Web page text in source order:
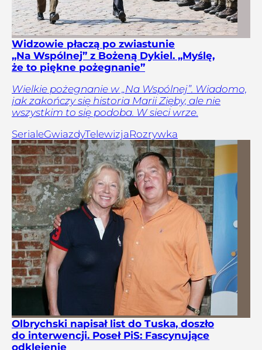
Widzowie płaczą po zwiastunie
„Na Wspólnej” z Bożeną Dykiel. „Myślę,
że to piękne pożegnanie”
Wielkie pożegnanie w „Na Wspólnej”. Wiadomo,
jak zakończy się historia Marii Zięby, ale nie
wszystkim to się podoba. W sieci wrze.
SerialeGwiazdyTelewizjaRozrywka
Olbrychski napisał list do Tuska, doszło
do interwencji. Poseł PiS: Fascynujące
odklejenie